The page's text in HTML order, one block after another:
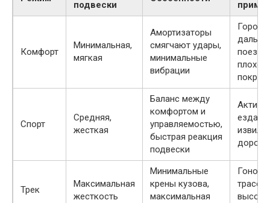
подвески
Комфорт
Минимальная,
мягкая
Амортизаторы
смягчают удары,
минимальные
вибрации
Город,
плохое
Спорт
Средняя,
жесткая
Баланс между
комфортом и
управляемостью,
быстрая реакция
подвески
езда по
Трек
Максимальная
жесткость
Минимальные
крены кузова,
максимальная
трасса,